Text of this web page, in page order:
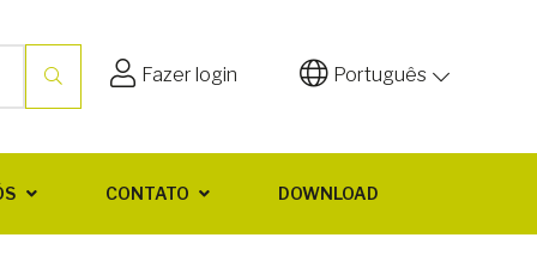
Fazer login Português
CONTATO DOWNLOAD